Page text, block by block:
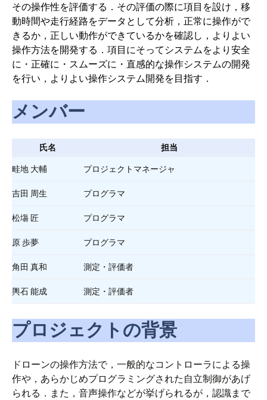
その操作性を評価する．その評価の際に項目を設け，移
動時間や走行経路をデータとして分析，正常に操作がで
きるか，正しい動作ができているかを確認し，よりよい
操作方法を開発する．項目にそってシステムをより安全
に・正確に・スムーズに・直感的な操作システムの開発
を行い，よりよい操作システム開発を目指す．
メンバー
氏名
担当
畦地 大輔
プロジェクトマネージャ
吉田 周生 プログラマ
松塲 匠 プログラマ
原 歩夢 プログラマ
角田 真和 測定・評価者
輿石 能成 測定・評価者
プロジェクトの背景
ドローンの操作方法で，一般的なコントローラによる操
作や，あらかじめプログラミングされた自立制御があげ
られる．また，音声操作などが挙げられるが，認識まで